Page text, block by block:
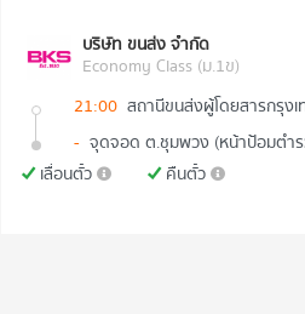
บริษัท ขนส่ง จำกัด
Economy Class (ม.1ข)
21:00 สถานีขนส่งผู้โดยสารกรุง
- จุดจอด ต.ชุมพวง (หน้าป้อมตำ
เลื่อนตั๋ว
คืนตั๋ว